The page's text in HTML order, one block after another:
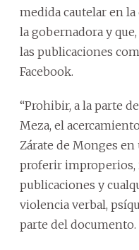
medida cautelar en
la gobernadora y
las publicaciones
Facebook.
“Prohibir, a la parte
Meza, el
Zárate de Monges
proferir improperios,
publicaciones y
violencia verbal,
parte del documento.